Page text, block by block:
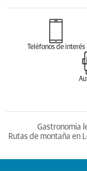
Teléfonos de interés
Gastronomia
Rutas de montaña en